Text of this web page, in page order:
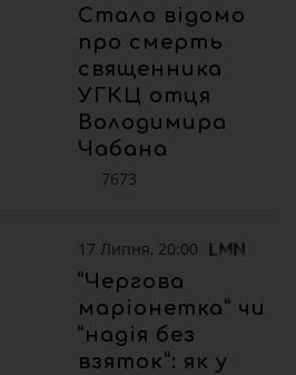
Стало відомо
про смерть
священника
УГКЦ отця
Володимира
Чабана
7673
17 Липня, 20:00
“Чергова
маріонетка” чи
“надія без
взяток”: як у